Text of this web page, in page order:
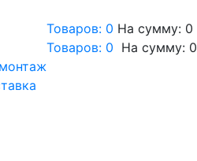
Товаров: 0 На сумму: 0
Товаров: 0 На сумму: 0